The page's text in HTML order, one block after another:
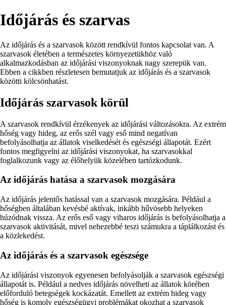
Időjárás és szarvas
Az időjárás és a szarvasok között rendkívül fontos kapcsolat van. A
szarvasok életében a természetes környezetükhöz való
alkalmazkodásban az időjárási viszonyoknak nagy szerepük van.
Ebben a cikkben részletesen bemutatjuk az időjárás és a szarvasok
közötti kölcsönhatást.
Időjárás szarvasok körül
A szarvasok rendkívül érzékenyek az időjárási változásokra. Az extrém
hőség vagy hideg, az erős szél vagy eső mind negatívan
befolyásolhatja az állatok viselkedését és egészségi állapotát. Ezért
fontos megfigyelni az időjárási viszonyokat, ha szarvasokkal
foglalkozunk vagy az élőhelyük közelében tartózkodunk.
Az időjárás hatása a szarvasok mozgására
Az időjárás jelentős hatással van a szarvasok mozgására. Például a
hőségben általában kevésbé aktívak, inkább hűvösebb helyeken
húzódnak vissza. Az erős eső vagy viharos időjárás is befolyásolhatja a
szarvasok aktivitását, mivel nehezebbé teszi számukra a táplálkozást és
a közlekedést.
Az időjárás és a szarvasok egészsége
Az időjárási viszonyok egyenesen befolyásolják a szarvasok egészségi
állapotát is. Például a nedves időjárás növelheti az állatok körében
előforduló betegségek kockázatát. Emellett az extrém hideg vagy
hőség is komoly egészségügyi problémákat okozhat a szarvasok